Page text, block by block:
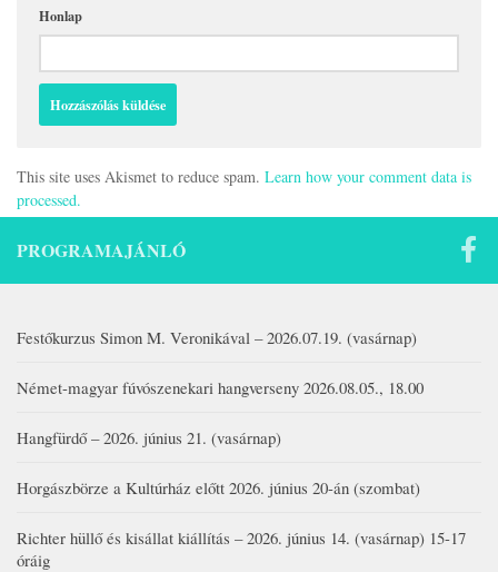
Honlap
This site uses Akismet to reduce spam. Learn how your comment data is
processed.
PROGRAMAJÁNLÓ
Festőkurzus Simon M. Veronikával – 2026.07.19. (vasárnap)
Német-magyar fúvószenekari hangverseny 2026.08.05., 18.00
Hangfürdő – 2026. június 21. (vasárnap)
Horgászbörze a Kultúrház előtt 2026. június 20-án (szombat)
Richter hüllő és kisállat kiállítás – 2026. június 14. (vasárnap) 15-17
óráig